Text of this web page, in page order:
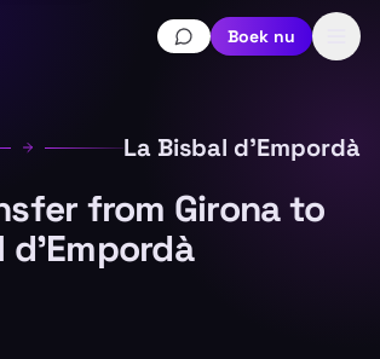
Boek nu
La Bisbal d'Empordà
from Girona to
d'Empordà